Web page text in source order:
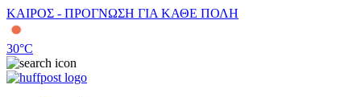
ΚΑΙΡΟΣ - ΠΡΟΓΝΩΣΗ ΓΙΑ ΚΑΘΕ ΠΟΛΗ
30°C